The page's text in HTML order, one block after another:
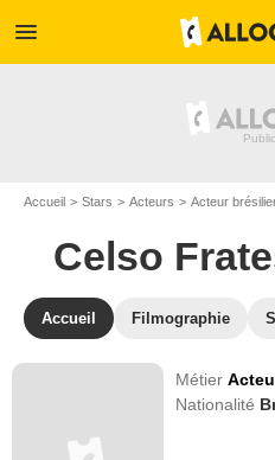
menu
Accueil Stars Acteurs Acteur
Celso
Accueil Filmographie
Métier
Nationalité